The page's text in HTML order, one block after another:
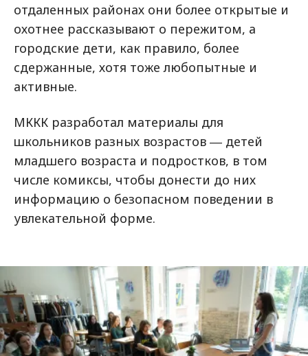
отдаленных районах они более открытые и
охотнее рассказывают о пережитом, а
городские дети, как правило, более
сдержанные, хотя тоже любопытные и
активные.
МККК разработал материалы для
школьников разных возрастов ― детей
младшего возраста и подростков, в том
числе комиксы, чтобы донести до них
информацию о безопасном поведении в
увлекательной форме.